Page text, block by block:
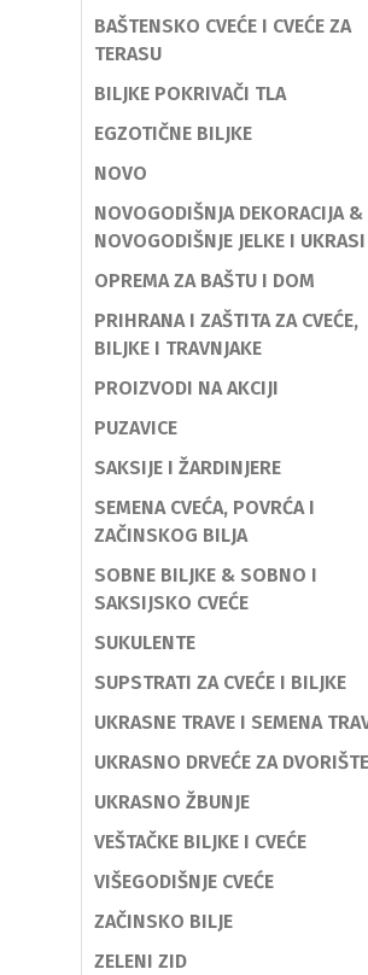
BAŠTENSKO CVEĆE I CVEĆE ZA
TERASU
BILJKE POKRIVAČI TLA
EGZOTIČNE BILJKE
NOVO
NOVOGODIŠNJA DEKORACIJA &
NOVOGODIŠNJE JELKE I UKRASI
OPREMA ZA BAŠTU I DOM
PRIHRANA I ZAŠTITA ZA CVEĆE,
BILJKE I TRAVNJAKE
PROIZVODI NA AKCIJI
PUZAVICE
SAKSIJE I ŽARDINJERE
SEMENA CVEĆA, POVRĆA I
ZAČINSKOG BILJA
SOBNE BILJKE & SOBNO I
SAKSIJSKO CVEĆE
SUKULENTE
SUPSTRATI ZA CVEĆE I BILJKE
UKRASNE TRAVE I SEMENA
UKRASNO DRVEĆE ZA DVORIŠTE
UKRASNO ŽBUNJE
VEŠTAČKE BILJKE I CVEĆE
VIŠEGODIŠNJE CVEĆE
ZAČINSKO BILJE
ZELENI ZID